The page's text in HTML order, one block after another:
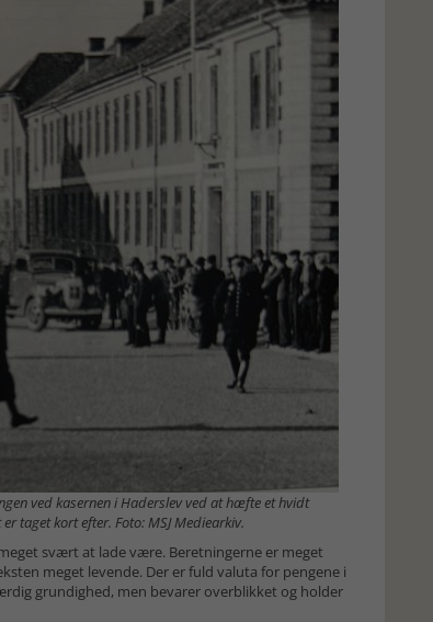
ved kasernen i Haderslev ved at hæfte et hvidt
taget kort efter. Foto: MSJ Mediearkiv.
svært at lade være. Beretningerne er meget
meget levende. Der er fuld valuta for pengene i
grundighed, men bevarer overblikket og holder